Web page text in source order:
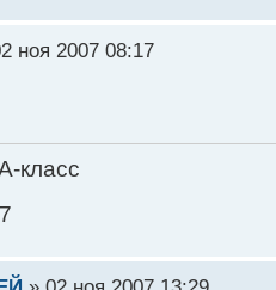
ноя 2007 08:17
класс